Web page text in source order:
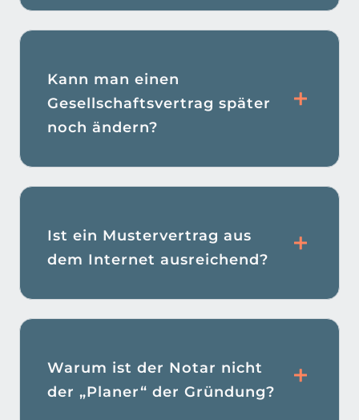
Kann man einen
Gesellschaftsvertrag später
noch ändern?
Ist ein Mustervertrag aus
dem Internet ausreichend?
Warum ist der Notar nicht
der „Planer“ der Gründung?